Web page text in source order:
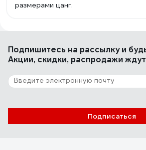
размерами цанг.
Подпишитесь на рассылкуи
Акции, скидки, распродажи
Подписаться